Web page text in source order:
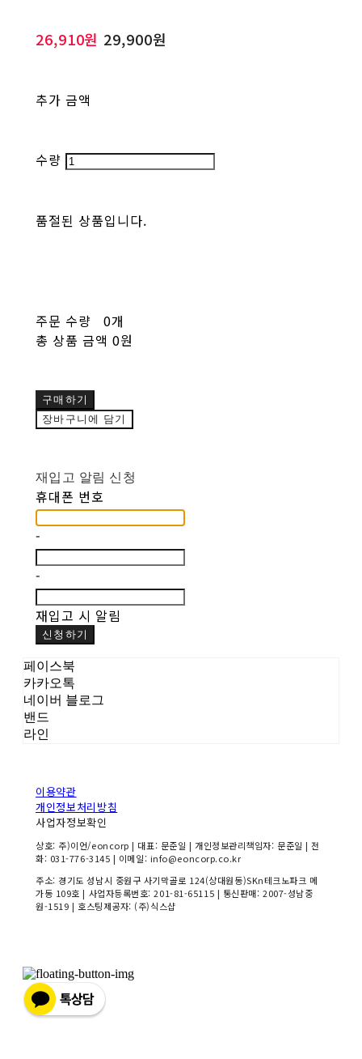
26,910원 29,900원
추가 금액
수량
품절된 상품입니다.
주문 수량
0개
총 상품 금액 0원
구매하기
장바구니에 담기
재입고 알림 신청
휴대폰 번호
-
-
재입고 시 알림
신청하기
페이스북
카카오톡
네이버 블로그
밴드
라인
이용약관
개인정보처리방침
사업자정보확인
상호: 주)이언/eoncorp | 대표: 문준일 | 개인정보관리책임자: 문준일 | 전
화: 031-776-3145 | 이메일: info@eoncorp.co.kr
주소: 경기도 성남시 중원구 사기막골로 124(상대원동)SKn테크노파크 메
가동 109호 | 사업자등록번호:201-81-65115 | 통신판매:2007-성남중
원-1519 | 호스팅제공자: (주)식스샵